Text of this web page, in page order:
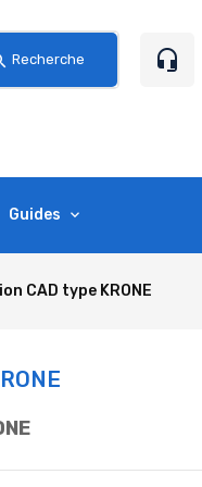
headset_mic
Recherche
Guides
CAD type KRONE